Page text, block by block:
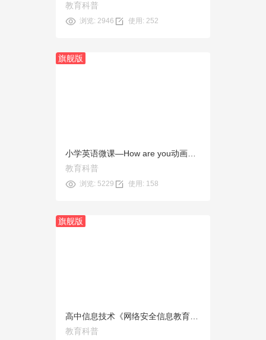
教育科普
浏览: 2946 使用: 252
旗舰版
小学英语微课—How are you动画模板
教育科普
浏览: 5229 使用: 158
旗舰版
高中信息技术《网络安全信息教育》微课动画模板
教育科普